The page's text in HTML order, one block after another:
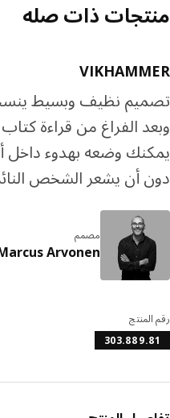
ذات صله
نظيف وبسيط ينسجم
الفراغ من قراءة كتاب
وضعه بهدوء داخل
أن يشعر الشخص النائم
مصمم
Marcus Arvonen